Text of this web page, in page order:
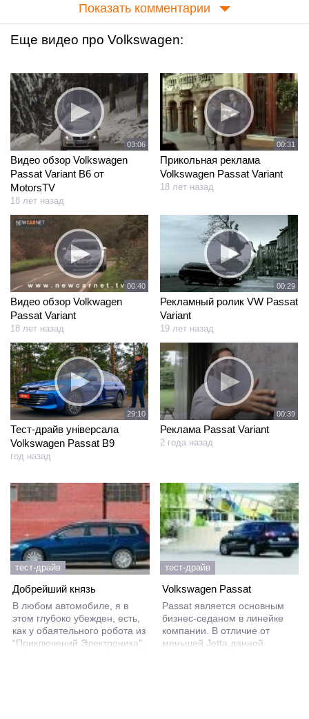
Показать комментарии
Еще видео про Volkswagen:
03:06
Видео обзор Volkswagen
Passat Variant B6 от
MotorsTV
18 лет назад
00:31
Прикольная реклама
Volkswagen Passat Variant
18 лет назад
00:40
Видео обзор Volkwagen
Passat Variant
18 лет назад
00:29
Рекламный ролик VW Passat
Variant
19 лет назад
29:10
Тест-драйв універсала
Volkswagen Passat B9
год назад
00:39
Реклама Passat Variant
2 года назад
тест-драйв
Добрейший князь
В любом автомобиле, я в
этом глубоко убежден, есть,
как у обаятельного робота из
“Приключений Электроника”,
тест-драйв
Volkswagen Passat
Passat является основным
бизнес-седаном в линейке
компании. В отличие от
меньшей Jetta данной